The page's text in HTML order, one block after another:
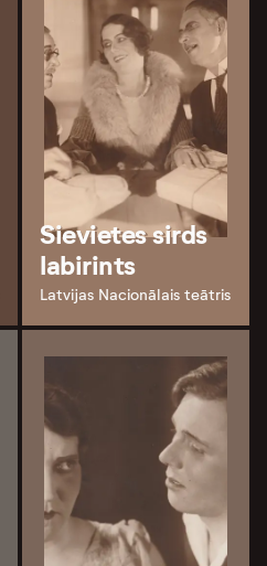
Sievietes sirds
labirints
Latvijas Nacionālais teātris